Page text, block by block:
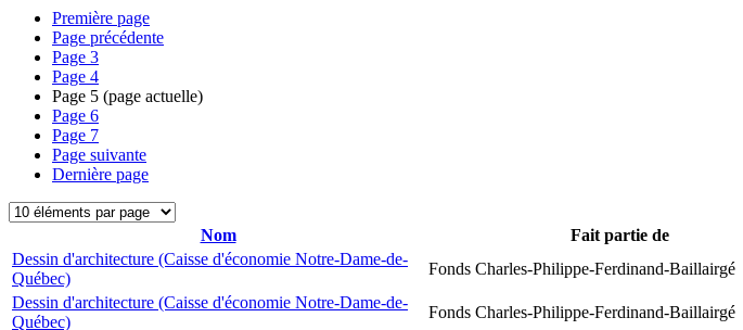
Première page
Page précédente
Page 3
Page 4
Page 5 (page actuelle)
Page 6
Page 7
Page suivante
Dernière page
Nom Fait partie de
Dessin d'architecture (Caisse d'économie Notre-Dame-de-
Québec)
Fonds Charles-Philippe-Ferdinand-Baillairgé
Dessin d'architecture (Caisse d'économie Notre-Dame-de-
Québec)
Fonds Charles-Philippe-Ferdinand-Baillairgé